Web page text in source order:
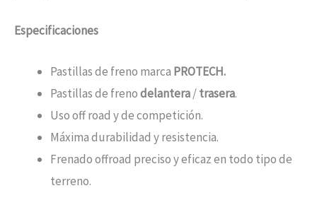
Especificaciones
Pastillas de freno marca PROTECH.
Pastillas de frenodelantera/trasera.
Uso off road y de competición.
Máxima durabilidad y resistencia.
Frenado offroad preciso y eficaz en todo tipo de
terreno.